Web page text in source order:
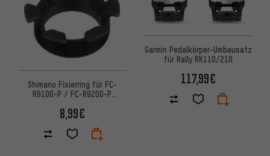
Shimano Fixierring für FC-
R9100-P / FC-R9200-P
8,99€
Garmin Pedalkörper-Umbausatz
für Rally RK110/210
117,99€